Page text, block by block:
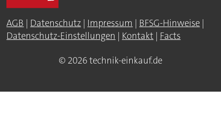
AGB Datenschutz Impressum BFSG-Hinweise
Datenschutz-Einstellungen
Kontakt Facts
© 2026 technik-einkauf.de